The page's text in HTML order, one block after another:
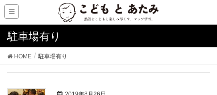
駐車場有り
HOME 駐車場有り